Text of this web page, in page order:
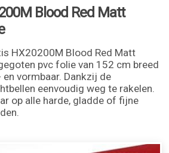
Blood Red Matt
HX20200M Blood Red Matt
pvc folie van 152 cm breed
vormbaar. Dankzij de
eenvoudig weg te rakelen.
op alle harde, gladde of fijne